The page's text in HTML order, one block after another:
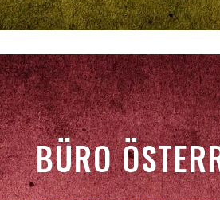
BÜRO